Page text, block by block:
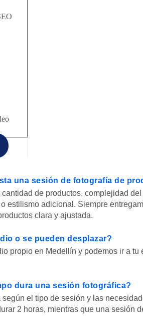
una sesión de fotografía de
cantidad de productos, complejidad
estilismo adicional. Siempre
clara y ajustada.
o se pueden desplazar?
propio en Medellín y podemos ir a
dura una sesión fotográfica?
según el tipo de sesión y las
2 horas, mientras que una sesión